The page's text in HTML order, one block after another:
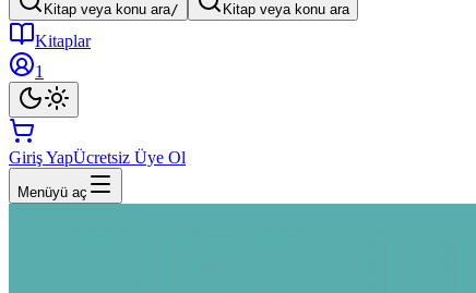
Kitap veya konu ara/ Kitap veya konu ara
Kitaplar
1
Giriş YapÜcretsiz Üye Ol
Menüyü aç